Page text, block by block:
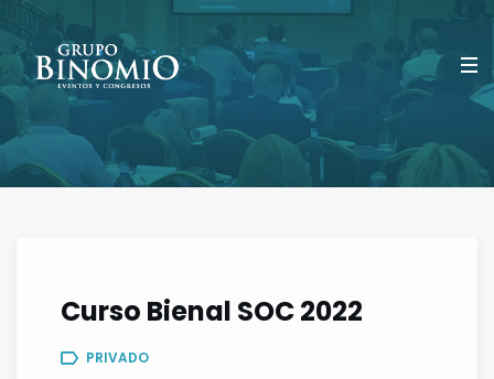
Curso Bienal SOC 2022
PRIVADO